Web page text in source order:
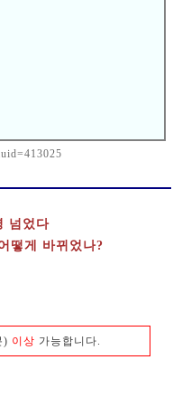
넘었다
떻게 바뀌었나?
) 이상 가능합니다.